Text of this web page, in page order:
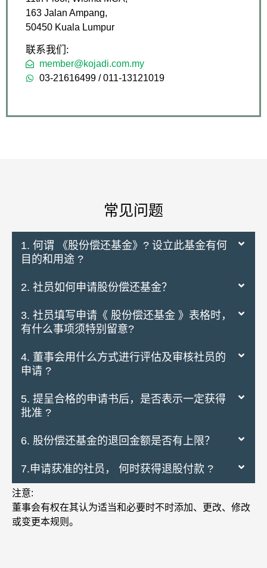
163 Jalan Ampang,
50450 Kuala Lumpur
联系我们:
member@kojadi.com.my
03-21616499 / 011-13121019
常见问题
1. 何谓 《股份偿还基金》? 设立此基金有何
目的和用途 ?
2. 社员如何申请股份偿还基金？
3. 社员填写申请《 股份偿还基金 》表格时，
有什么事项须特别留意?
4. 董事会用什么方式进行评估及审核社员的
申请 ?
5. 提呈合格的申请书后，是否表示一定获得
批准 ?
6. 股份偿还基金的退回金额是否有上限？
7.申请获准的社员， 何时获得退股付款 ?
注意:
董事会有权在其认为适当和必要时不时添加、更改、修改
或变更本规则。